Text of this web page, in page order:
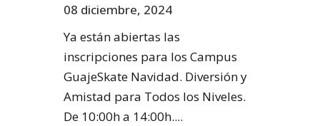
08 diciembre, 2024
Ya están abiertas las
inscripciones para los Campus
GuajeSkate Navidad. Diversión y
Amistad para Todos los Niveles.
De 10:00h a 14:00h....